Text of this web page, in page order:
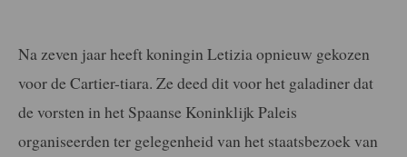
Na zeven jaar heeft koningin Letizia opnieuw gekozen
voor de Cartier-tiara. Ze deed dit voor het galadiner dat
de vorsten in het Spaanse Koninklijk Paleis
organiseerden ter gelegenheid van het staatsbezoek van